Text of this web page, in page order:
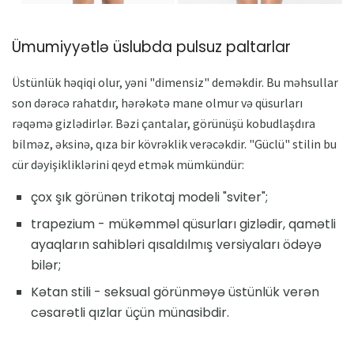
Ümumiyyətlə üslubda pulsuz paltarlar
Üstünlük həqiqi olur, yəni "dimensiz" deməkdir. Bu məhsullar
son dərəcə rahatdır, hərəkətə mane olmur və qüsurları
rəqəmə gizlədirlər. Bəzi çantalar, görünüşü kobudlaşdıra
bilməz, əksinə, qıza bir kövrəklik verəcəkdir. "Güclü" stilin bu
cür dəyişikliklərini qeyd etmək mümkündür:
çox şık görünən trikotaj modeli "sviter";
trapezium - mükəmməl qüsurları gizlədir, qamətli
ayaqların sahibləri qısaldılmış versiyaları ödəyə
bilər;
Kətan stili - seksual görünməyə üstünlük verən
cəsarətli qızlar üçün münasibdir.